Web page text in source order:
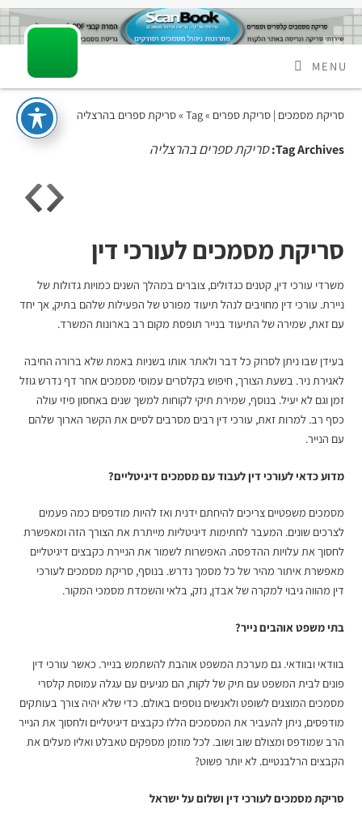
MENU
סריקת מסמכים | סריקת ספרים » Tag » סריקת ספרים בהרצליה
Tag Archives: סריקת ספרים בהרצליה
סריקת מסמכים לעורכי דין
משרדי עורכי דין, קטנים כגדולים, צוברים במהלך השנים כמויות גדולות של
ניירת. עורכי דין מחויבים לנהל תיעוד מפורט של הפעילות שלהם בתיק, אך יחד
עם זאת, שמירה של התיעוד בנייר תופסת מקום רב בארונות המשרד.
בעידן שבו ניתן לסרוק כל דבר ולאתר אותו בשניות באמת שלא ברורה החיבה
לאגירת ניר. בשעת הצורך, חיפוש בקלסרים עמוסי מסמכים אחר דף נדרש גוזל
זמן וגם לא יעיל. בנוסף, שמירת תיקי לקוחות למשך שנים באחסון פיזי עולה
כסף רב. למרות זאת, עורכי דין רבים מסרבים לסיים את הקשר הארוך שלהם
עם הנייר.
מדוע כדאי לעורכי דין לעבוד עם מסמכים דיגיטליים?
מסמכים משפטיים צריכים להיחתם ידנית ואז להיות מודפסים כמה פעמים
לצרכים שונים. המעבר לחתימות דיגיטליות מייתרת את הצורך הזה ומאפשרת
לחסוך את עלויות ההדפסה. האפשרות לשמור את הניירת כקבצים דיגיטליים
מאפשרת איתור מהיר של כל מסמך נדרש. בנוסף, סריקת מסמכים לעורכי
דין מהווה גיבוי למקרה של אבדן, נזק, בלאי והשמדת מסמכי המקור.
בתי משפט אוהבים נייר?
בוודאי ובוודאי. גם מערכת המשפט אוהבת להשתמש בנייר. כאשר עורכי דין
פונים לבית המשפט עם תיק של לקוח, הם מגיעים עם עגלה עמוסת קלסרי
מסמכים המוצגים לשופט ולאנשים נוספים באולם. כדי שלא יהיה צורך בעותקים
מודפסים, ניתן להעביר את המסמכים הללו כקבצים דיגיטליים ולחסוך את הנייר
הרב שמודפס ומצולם שוב ושוב. לכל מוזמן מספקים טאבלט ואליו מעלים את
הקבצים הרלבנטיים. לא יותר פשוט?
סריקת מסמכים לעורכי דיןושלום על ישראל